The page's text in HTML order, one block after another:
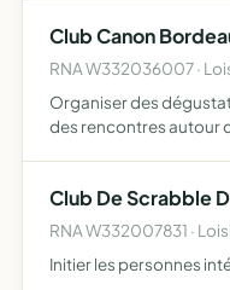
Club Canon
RNA W332036007 ·
Organiser des
des rencontres autour
Club De Scrabble
RNA W332007831 ·
Initier les personnes